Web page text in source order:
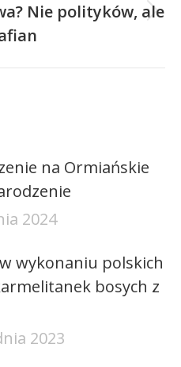
Następny
wpis:
Nie polityków, ale
na Ormiańskie
2024
wykonaniu polskich
bosych z
2023